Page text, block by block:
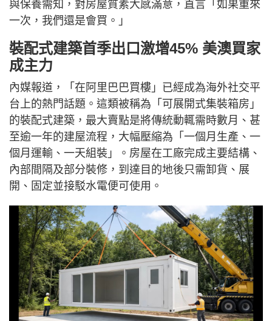
與保養需知，對房屋質素大感滿意，直言「如果重來
一次，我們還是會買。」
裝配式建築首季出口激增45% 美澳買家
成主力
內媒報道，「在阿里巴巴買樓」已經成為海外社交平
台上的熱門話題。這類被稱為「可展開式集裝箱房」
的裝配式建築，最大賣點是將傳統動輒需時數月、甚
至逾一年的建屋流程，大幅壓縮為「一個月生產、一
個月運輸、一天組裝」。房屋在工廠完成主要結構、
內部間隔及部分裝修，到達目的地後只需卸貨、展
開、固定並接駁水電便可使用。